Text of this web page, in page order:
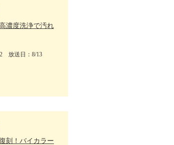
濃度洗浄で汚れ
放送日：8/13
刻！バイカラー